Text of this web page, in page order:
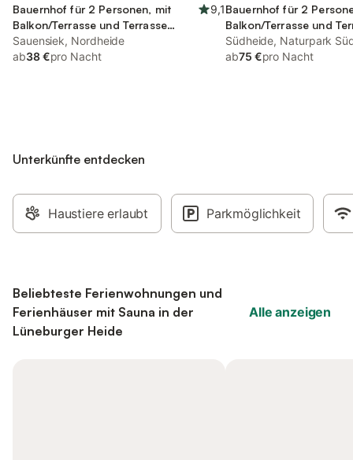
Bauernhof für 2 Personen, mit
Balkon/Terrasse und Terrasse
sowie Garten und Sauna
9,1
Sauensiek, Nordheide
ab38 €pro Nacht
Bauernhof für 2
Balkon/Terrasse und
sowie Garten und
Südheide, Naturpark
ab75 €pro Nacht
Unterkünfte entdecken
Haustiere erlaubt Parkmöglichkeit
Beliebteste Ferienwohnungen und
Ferienhäuser mit Sauna in der
Lüneburger Heide
Alle anzeigen